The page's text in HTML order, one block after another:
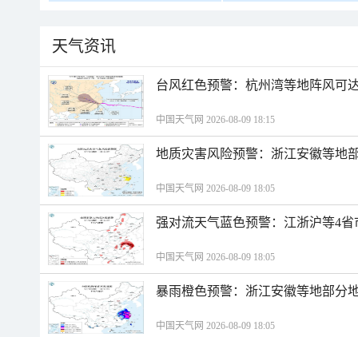
天气资讯
台风红色预警：杭州湾等地阵风可
中国天气网 2026-08-09 18:15
地质灾害风险预警：浙江安徽等地
中国天气网 2026-08-09 18:05
强对流天气蓝色预警：江浙沪等4
中国天气网 2026-08-09 18:05
暴雨橙色预警：浙江安徽等地部分
中国天气网 2026-08-09 18:05